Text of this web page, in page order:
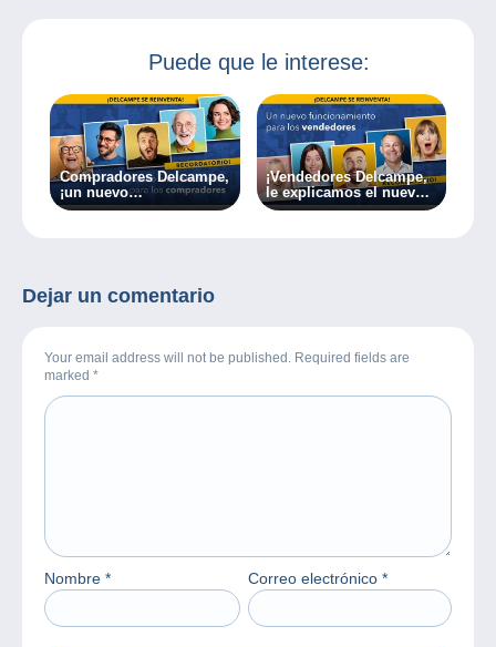
Puede que le interese:
Compradores Delcampe,
¡un nuevo
funcionamiento a partir
¡Vendedores Delcampe,
le explicamos el nuevo
funcionamiento de
Dejar un comentario
Your email address will not be published. Required fields are
marked *
Nombre * Correo electrónico *